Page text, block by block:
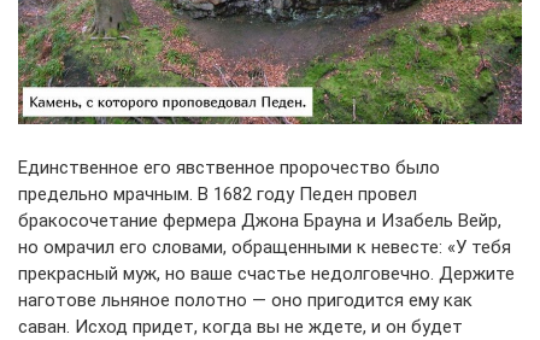
Единственное его явственное пророчество было
предельно мрачным. В 1682 году Педен провел
бракосочетание фермера Джона Брауна и Изабель Вейр,
но омрачил его словами, обращенными к невесте: «У тебя
прекрасный муж, но ваше счастье недолговечно. Держите
наготове льняное полотно — оно пригодится ему как
саван. Исход придет, когда вы не ждете, и он будет